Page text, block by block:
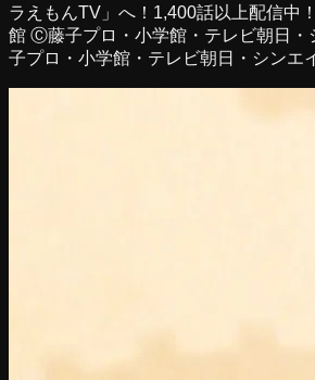
ラえもんTV」へ！1,400話以上配信中
館 Ⓒ藤子プロ・小学館・テレビ朝日
子プロ・小学館・テレビ朝日・シンエ